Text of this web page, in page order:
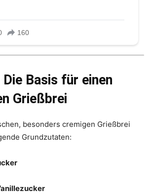
Basis für einen
Grießbrei
besonders cremigen Grießbrei
Grundzutaten: